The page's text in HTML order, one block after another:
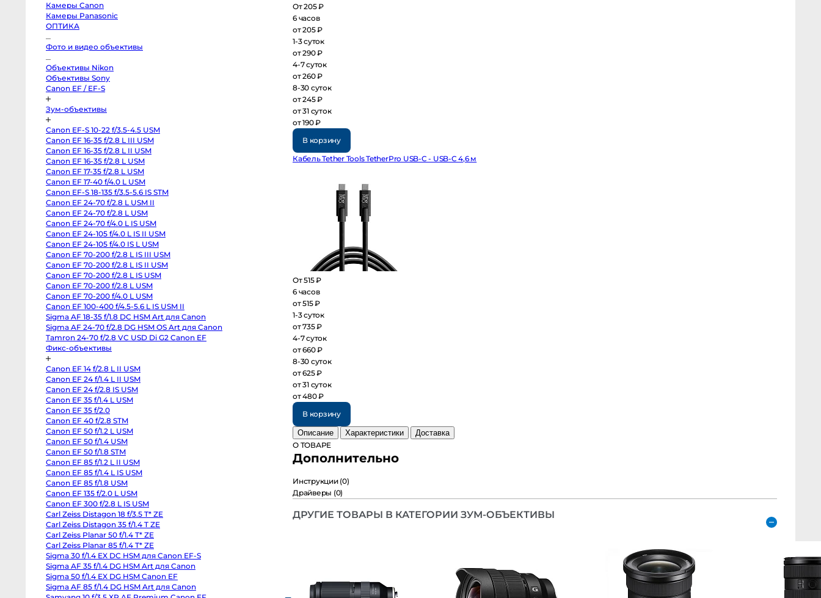
Blackmagic
Pocket
Mark
II
EF-
Mount
RED
Komodo
6K
Sony
FX3
Sony
PXW-
Z150
Sony
PXW-
Z90
Sony
FX30
Sony
PXW-
X70
Blackmagic
Pocket
Cinema
Camera
6K
Pro
PL
Sony
FX2
Sony
Экшн-
камеры
и
360
Pocket
4
Insta360
Ultra
DJI
Osmo
Pocket
4P
Vlog
Combo
GoPro
Hero
13
Black
GoPro
Hero
12
black
Камеры Canon
Камеры Panasonic
ОПТИКА
Фото и видео объективы
Объективы Nikon
Объективы Sony
Canon EF / EF-S
Зум-объективы
Canon EF-S 10-22 f/3.5-4.5 USM
Canon EF 16-35 f/2.8 L III USM
Canon EF 16-35 f/2.8 L II USM
Canon EF 16-35 f/2.8 L USM
Canon EF 17-35 f/2.8 L USM
Canon EF 17-40 f/4.0 L USM
Canon EF-S 18-135 f/3.5-5.6 IS STM
Canon EF 24-70 f/2.8 L USM II
Canon EF 24-70 f/2.8 L USM
Canon EF 24-70 f/4.0 L IS USM
Canon EF 24-105 f/4.0 L IS II USM
Canon EF 24-105 f/4.0 IS L USM
Canon EF 70-200 f/2.8 L IS III USM
Canon EF 70-200 f/2.8 L IS II USM
Canon EF 70-200 f/2.8 L IS USM
Canon EF 70-200 f/2.8 L USM
Canon EF 70-200 f/4.0 L USM
Canon EF 100-400 f/4.5-5.6 L IS USM II
Sigma AF 18-35 f/1.8 DC HSM Art для Canon
Sigma AF 24-70 f/2.8 DG HSM OS Art для Canon
Tamron 24-70 f/2.8 VC USD Di G2 Canon EF
Фикс-объективы
Canon EF 14 f/2.8 L II USM
Canon EF 24 f/1.4 L II USM
Canon EF 24 f/2.8 IS USM
Canon EF 35 f/1.4 L USM
Canon EF 35 f/2.0
Canon EF 40 f/2.8 STM
Canon EF 50 f/1.2 L USM
Canon EF 50 f/1.4 USM
Canon EF 50 f/1.8 STM
Canon EF 85 f/1.2 L II USM
Canon EF 85 f/1.4 L IS USM
Canon EF 85 f/1.8 USM
Canon EF 135 f/2.0 L USM
Canon EF 300 f/2.8 L IS USM
Carl Zeiss Distagon 18 f/3.5 T* ZE
Carl Zeiss Distagon 35 f/1.4 T ZE
Carl Zeiss Planar 50 f/1.4 T* ZE
Carl Zeiss Planar 85 f/1.4 T* ZE
Sigma 30 f/1.4 EX DC HSM для Canon EF-S
Sigma AF 35 f/1.4 DG HSM Art для Canon
Sigma 50 f/1.4 EX DG HSM Canon EF
Sigma AF 85 f/1.4 DG HSM Art для Canon
От 205 ₽
6 часов
от 205 ₽
1-3 суток
от 290 ₽
4-7 суток
от 260 ₽
8-30 суток
от 245 ₽
от 31 суток
от 190 ₽
В корзину
Кабель Tether Tools TetherPro USB-C - USB-C 4,6 м
От 515 ₽
6 часов
от 515 ₽
1-3 суток
от 735 ₽
4-7 суток
от 660 ₽
8-30 суток
от 625 ₽
от 31 суток
от 480 ₽
В корзину
Описание Характеристики
Доставка
О ТОВАРЕ
Дополнительно
Инструкции(0)
Драйверы(0)
ДРУГИЕ ТОВАРЫ В КАТЕГОРИИ ЗУМ-ОБЪЕКТИВЫ